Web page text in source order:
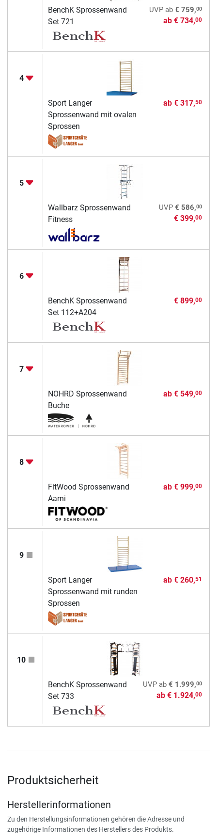
BenchK Sprossenwand
Set 721
UVPab € 759,00
ab € 734,00
4
Sport Langer
Sprossenwand mit ovalen
Sprossen
ab € 317,50
5
Wallbarz Sprossenwand
Fitness
UVP € 586,00
€ 399,00
6
BenchK Sprossenwand
Set 112+A204
€ 899,00
7
NOHRD Sprossenwand
Buche
ab € 549,00
8
FitWood Sprossenwand
Aarni
ab € 999,00
9
Sport Langer
Sprossenwand mit runden
Sprossen
ab € 260,51
10
BenchK Sprossenwand
Set 733
UVPab € 1.999,00
ab € 1.924,00
Produktsicherheit
Herstellerinformationen
Zu den Herstellungsinformationen gehören die Adresse und
zugehörige Informationen des Herstellers des Produkts.